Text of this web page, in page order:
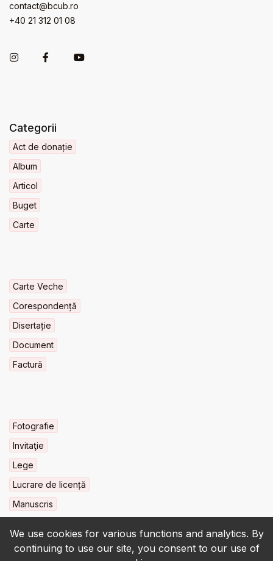
We use cookies for various functions and analytics. By
continuing to use our site, you consent to our use of
contact@bcub.ro
+40 21 312 01 08
Categorii
Act de donație
Album
Articol
Buget
Carte
Carte Veche
Corespondență
Disertație
Document
Factură
Fotografie
Invitaţie
Lege
Lucrare de licență
Manuscris